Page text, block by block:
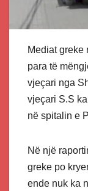
Mediat greke
para të
vjeçari nga
vjeçari S.S
në spitalin e
Në një
greke po
ende nuk ka